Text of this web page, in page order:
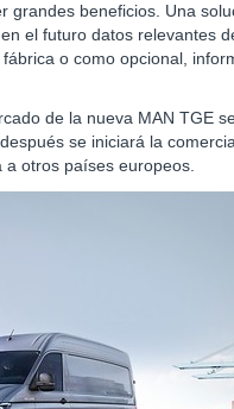
grandes beneficios. Una
el futuro datos relevantes
o como opcional,
de la nueva MAN TGE
se iniciará la
otros países europeos.